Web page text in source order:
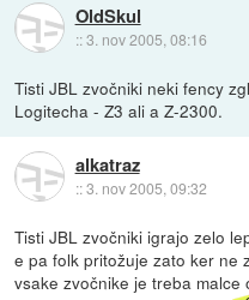
OldSkul
::3. nov 2005, 08:16
Tisti JBL zvočniki neki fency
Logitecha - Z3 ali a Z-2300.
alkatraz
::3. nov 2005, 09:32
Tisti JBL zvočniki igrajo zelo
e pa folk pritožuje zato ker ne
vsake zvočnike je treba